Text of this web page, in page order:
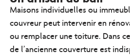
Maisons individuelles ou
couvreur peut intervenir en
ou remplacer une toiture. Dans
de l’ancienne couverture est